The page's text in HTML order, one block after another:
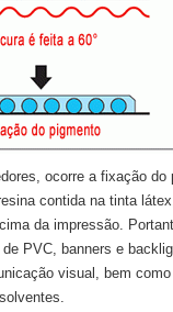
ocorre a fixação do
contida na tinta
da impressão.
PVC, banners e
visual, bem